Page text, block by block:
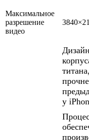
Максимальное
разрешение
видео
у